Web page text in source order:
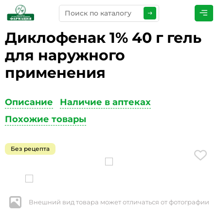
Диклофенак 1% 40 г гель
для наружного
применения
Описание
Наличие в аптеках
Похожие товары
Без рецепта
Внешний вид товара может отличаться от фотографии
ПРЕДСТАВЬТЕСЬ*